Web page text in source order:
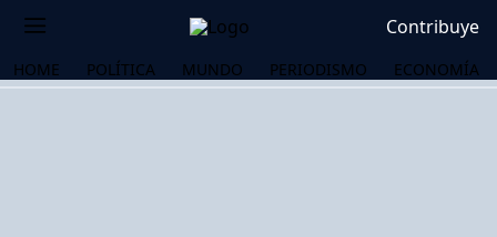
Contribuye
HOME POLÍTICA MUNDO PERIODISMO ECONOMÍA